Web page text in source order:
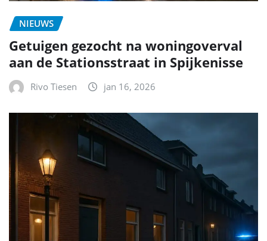
NIEUWS
Getuigen gezocht na woningoverval
aan de Stationsstraat in Spijkenisse
Rivo Tiesen jan 16, 2026